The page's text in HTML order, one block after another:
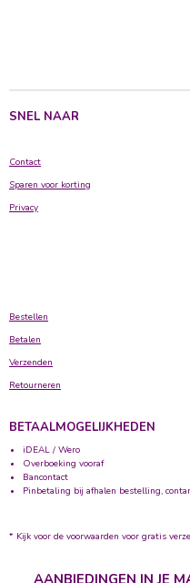
SNEL NAAR
Contact
Sparen voor korting
Privacy
Bestellen
Betalen
Verzenden
Retourneren
BETAALMOGELIJKHEDEN
iDEAL / Wero
Overboeking vooraf
Bancontact
Pinbetaling bij afhalen bestelling,
* Kijk voor de voorwaarden voor gratis
AANBIEDINGEN IN JE